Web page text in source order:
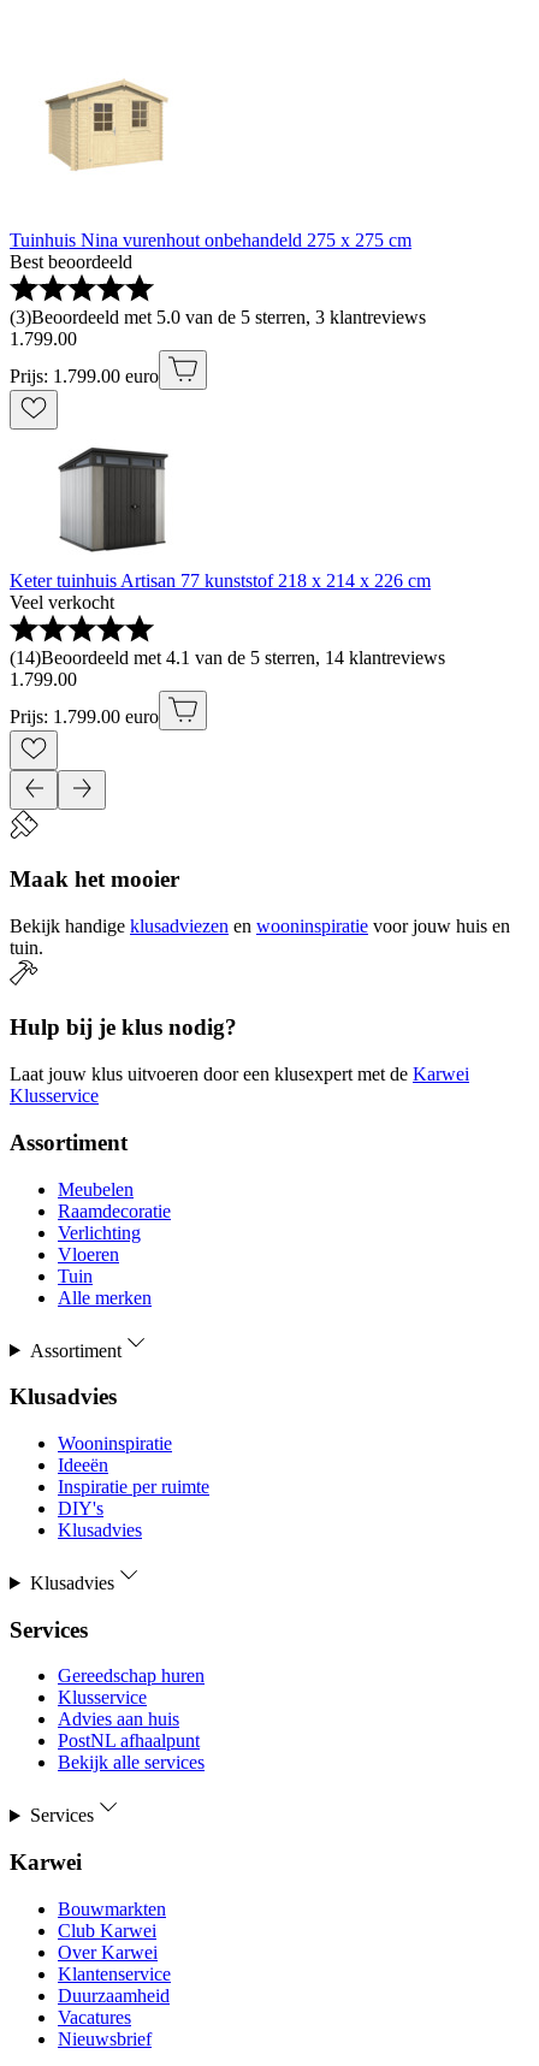
Tuinhuis Nina vurenhout onbehandeld 275 x 275 cm
Best beoordeeld
(3)Beoordeeld met 5.0 van de 5 sterren, 3 klantreviews
1 .799.00
Prijs: 1.799.00 euro
Keter tuinhuis Artisan 77 kunststof 218 x 214 x 226 cm
Veel verkocht
(14)Beoordeeld met 4.1 van de 5 sterren, 14 klantreviews
1 .799.00
Prijs: 1.799.00 euro
Maak het mooier
Bekijk handige klusadviezen en wooninspiratie voor jouw huis en
tuin.
Hulp bij je klus nodig?
Laat jouw klus uitvoeren door een klusexpert met de Karwei
Klusservice
Assortiment
Meubelen
Raamdecoratie
Verlichting
Vloeren
Tuin
Alle merken
Assortiment
Klusadvies
Wooninspiratie
Ideeën
Inspiratie per ruimte
DIY's
Klusadvies
Klusadvies
Services
Gereedschap huren
Klusservice
Advies aan huis
PostNL afhaalpunt
Bekijk alle services
Services
Karwei
Bouwmarkten
Club Karwei
Over Karwei
Klantenservice
Duurzaamheid
Vacatures
Nieuwsbrief